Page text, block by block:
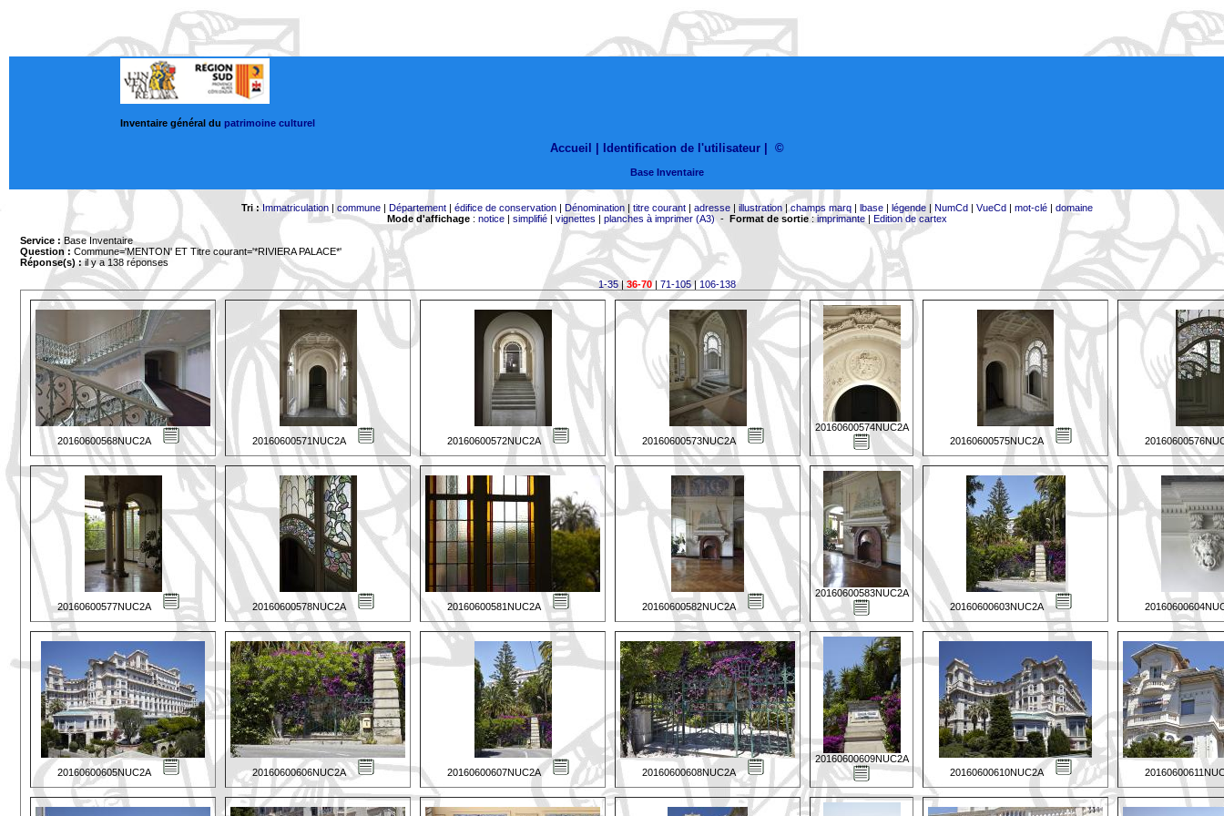
Inventaire général du patrimoine culturel
Accueil | Identification de l'utilisateur ©
Base Inventaire
Tri : Immatriculation| commune| Département| édifice de conservation| Dénomination| titre courant| adresse| illustration|champs marq| lbase| légende| NumCd| VueCd| mot-clé| domaine
Mode d'affichage: notice| simplifié| vignettes | planches à imprimer (A3)- Format de sortie:imprimante| Edition de cartex
Service : Base Inventaire
Question : Commune='MENTON' ET Titre courant='*RIVIERA PALACE*'
Réponse(s) :il y a 138 réponses
1-35|36-70| 71-105| 106-138
20160600568NUC2A 20160600571NUC2A 20160600572NUC2A 20160600573NUC2A
20160600574NUC2A
20160600575NUC2A
20160600577NUC2A 20160600578NUC2A 20160600581NUC2A 20160600582NUC2A
20160600583NUC2A
20160600603NUC2A
20160600605NUC2A 20160600606NUC2A 20160600607NUC2A 20160600608NUC2A
20160600609NUC2A
20160600610NUC2A